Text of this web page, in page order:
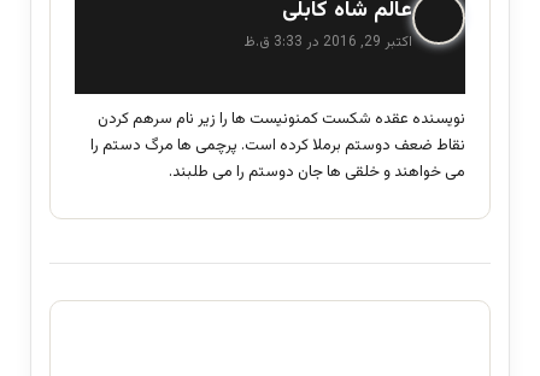
عالم شاه کابلی
ف
اکتبر 29, 2016 در 3:33 ق.ظ
نویسنده عقده شکست کمنونیست ها را زیر نام سرهم کردن
نقاط ضعف دوستم برملا کرده است. پرچمی ها مرگ دستم را
می خواهند و خلقی ها جان دوستم را می طلبند.